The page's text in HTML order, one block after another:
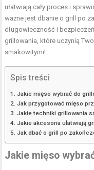
ułatwiają cały proces i
ważne jest dbanie o grill po
długowieczność i
grillowania, które uczynią
smakowitymi!
Spis treści
Jakie mięso wybrać do
Jak przygotować mięso
Jakie techniki grillowania
Jakie akcesoria ułatwiają
Jak dbać o grill po
Jakie mięso